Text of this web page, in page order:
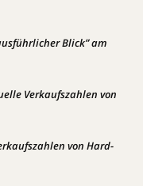
Blick” am
Verkaufszahlen von
von Hard-